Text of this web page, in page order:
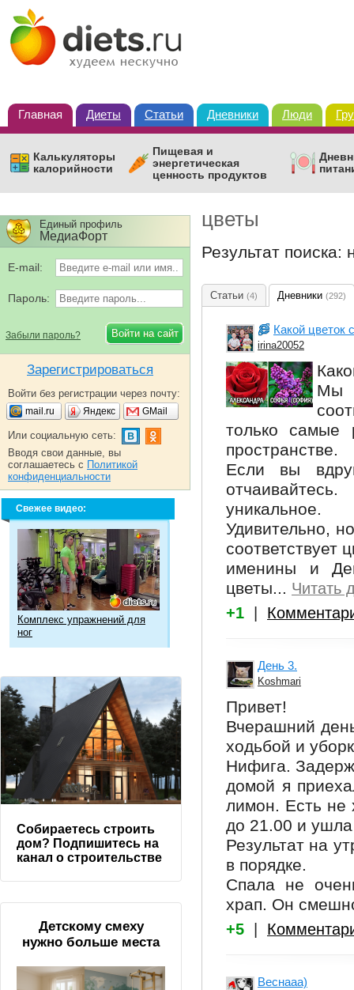
Главная Диеты Статьи Дневники Люди
Калькуляторы
калорийности
Пищевая и
энергетическая
ценность продуктов
цветы
Результат
Статьи (4) Дневники (292)
Какой цветок
irina20052
Мы
только самые
пространстве.
Если вы
уникальное.
Удивительно,
соответствует
именины и
цветы... Читать
+1
День 3.
Koshmari
Привет!
Вчерашний
ходьбой и
Нифига.
домой я
лимон. Есть не
до 21.00 и ушла
Результат на
в порядке.
Спала не
храп. Он
+5
Веснааа)
Единый профиль
МедиаФорт
E-mail:
Пароль:
Забыли пароль?
Зарегистрироваться
Войти без регистрации через почту:
mail.ru Яндекс GMail
Или социальную сеть:
Вводя свои данные, вы
соглашаетесь с Политикой
конфиденциальности
Свежее видео:
Комплекс упражнений для
ног
Собираетесь строить
дом? Подпишитесь на
канал о строительстве
Детскому смеху
нужно больше места